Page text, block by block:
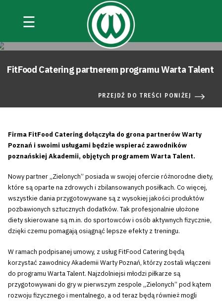
☰
FitFood Catering partnerem programu Warta Talent
PRZEJDŹ DO TREŚCI PONIŻEJ
Firma FitFood Catering dołączyła do grona partnerów Warty
Poznań i swoimi usługami będzie wspierać zawodników
poznańskiej Akademii, objętych programem Warta Talent.
Nowy partner „Zielonych” posiada w swojej ofercie różnorodne diety,
które są oparte na zdrowych i zbilansowanych posiłkach. Co więcej,
wszystkie dania przygotowywane są z wysokiej jakości produktów
pozbawionych sztucznych dodatków. Tak profesjonalnie ułożone
diety skierowane są m.in. do sportowców i osób aktywnych fizycznie,
dzięki czemu pomagają osiągnąć lepsze efekty z treningu.
W ramach podpisanej umowy, z usług FitFood Catering będą
korzystać zawodnicy Akademii Warty Poznań, którzy zostali włączeni
do programu Warta Talent. Najzdolniejsi młodzi piłkarze są
przygotowywani do gry w pierwszym zespole „Zielonych” pod kątem
rozwoju fizycznego i mentalnego, a od teraz będą również mogli